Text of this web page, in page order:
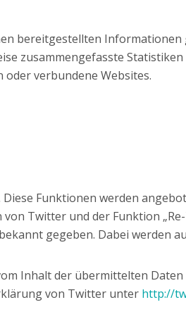
bereitgestellten Informationen
zusammengefasste
verbundene Websites.
Funktionen werden
von Twitter und der Funktion
gegeben. Dabei werden
Inhalt der übermittelten
von Twitter unter http://